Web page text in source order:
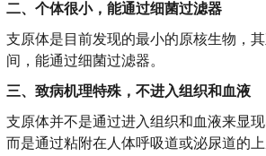
二、个体很小，能通过细菌过滤器
支原体是目前发现的最小的原核生物，其
间，能通过细菌过滤器。
三、致病机理特殊，不进入组织和血液
支原体并不是通过进入组织和血液来显
而是通过粘附在人体呼吸道或泌尿道的